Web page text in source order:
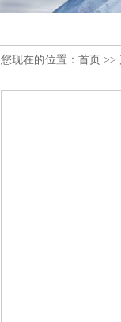
您现在的位置： 首页 >>